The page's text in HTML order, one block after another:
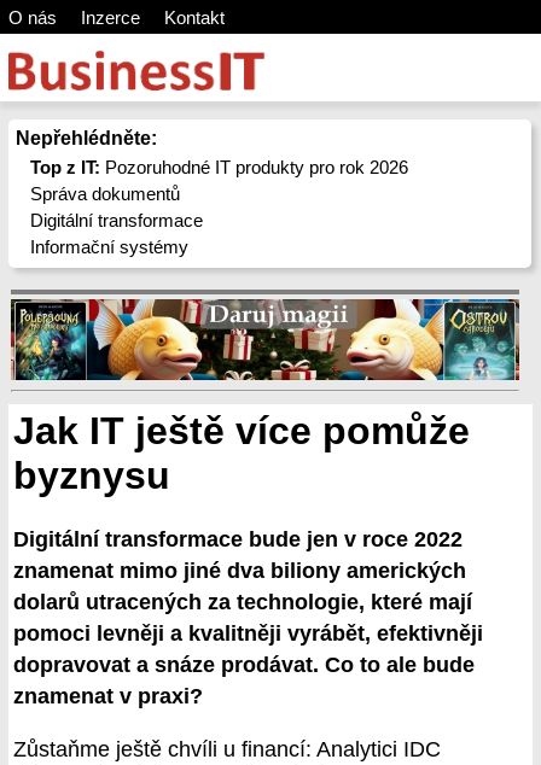
O nás Inzerce Kontakt
Nepřehlédněte:
Top z IT: Pozoruhodné IT produkty pro rok 2026
Správa dokumentů
Digitální transformace
Informační systémy
Jak IT ještě více pomůže
byznysu
Digitální transformace bude jen v roce 2022
znamenat mimo jiné dva biliony amerických
dolarů utracených za technologie, které mají
pomoci levněji a kvalitněji vyrábět, efektivněji
dopravovat a snáze prodávat. Co to ale bude
znamenat v praxi?
Zůstaňme ještě chvíli u financí: Analytici IDC